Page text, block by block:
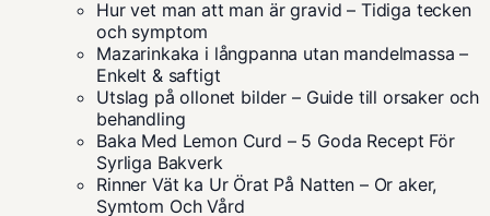
Hur vet man att man är gravid – Tidiga tecken
och symptom
Mazarinkaka i långpanna utan mandelmassa –
Enkelt & saftigt
Utslag på ollonet bilder – Guide till orsaker och
behandling
Baka Med Lemon Curd – 5 Goda Recept För
Syrliga Bakverk
Rinner Vät ka Ur Örat På Natten – Or aker,
Symtom Och Vård